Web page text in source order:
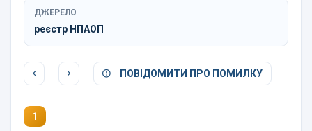
ДЖЕРЕЛО
реєстр НПАОП
ПОВІДОМИТИ ПРО ПОМИЛКУ
1